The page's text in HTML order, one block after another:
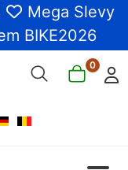
Mega Slevy
BIKE2026
0